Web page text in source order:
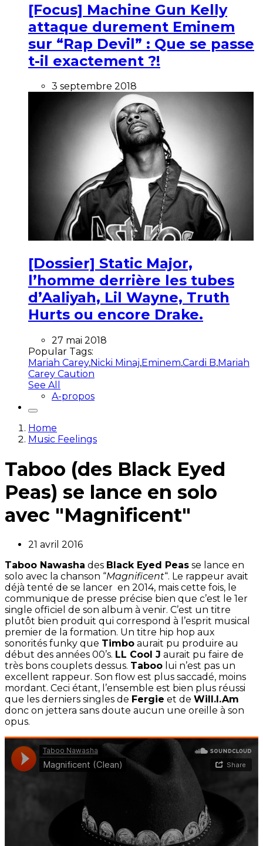
[Focus] Machine Gun Kelly
attaque durement Eminem
sur “Rap Devil” : Que se passe
t-il exactement ?!
3 septembre 2018
[Dossier] Static Major,
l’homme derrière les tubes
d’Aaliyah, Lil Wayne, Truth
Hurts ou encore Drake.
27 mai 2018
Popular Tags:
Mariah Carey,Nicki Minaj,Eminem,Cardi B,Mariah
Carey Caution
See All
A-propos
Home
Music Feelings
Taboo (des Black Eyed
Peas) se lance en solo
avec "Magnificent"
21 avril 2016
Taboo Nawasha des Black Eyed Peas se lance en
solo avec la chanson “Magnificent“. Le rappeur avait
déjà tenté de se lancer en 2014, mais cette fois, le
communique de presse précise bien que c’est le 1er
single officiel de son album à venir. C’est un titre
plutôt bien produit qui correspond à l’esprit musical
premier de la formation. Un titre hip hop aux
sonorités funky que Timbo aurait pu produire au
début des années 00’s. LL Cool J aurait pu faire de
très bons couplets dessus. Taboo lui n’est pas un
excellent rappeur. Son flow est plus saccadé, moins
mordant. Ceci étant, l’ensemble est bien plus réussi
que les derniers singles de Fergie et de Will.I.Am
donc on jettera sans doute aucun une oreille à son
opus.